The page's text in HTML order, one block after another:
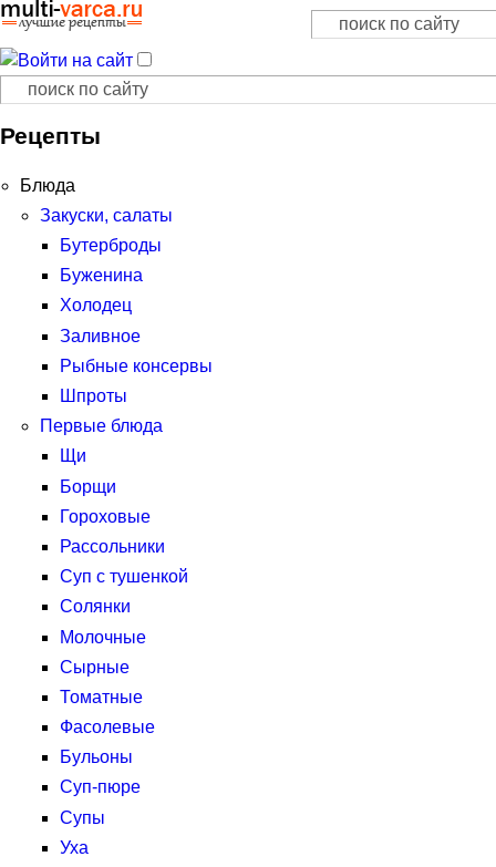
Форма поиска
Поиск
Форма поиска
Поиск
Рецепты
Блюда
Закуски, салаты
Бутерброды
Буженина
Холодец
Заливное
Рыбные консервы
Шпроты
Первые блюда
Щи
Борщи
Гороховые
Рассольники
Суп с тушенкой
Солянки
Молочные
Сырные
Томатные
Фасолевые
Бульоны
Суп-пюре
Супы
Уха